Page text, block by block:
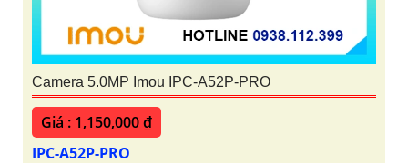
Camera 5.0MP Imou IPC-A52P-PRO
Giá : 1,150,000 ₫
IPC-A52P-PRO